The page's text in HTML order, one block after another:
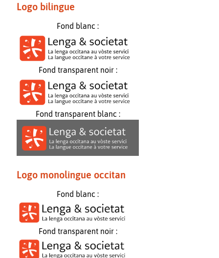
Logo bilingue
Fond blanc :
Fond transparent noir :
Fond transparent blanc :
Logo monolingue occitan
Fond blanc :
Fond transparent noir :